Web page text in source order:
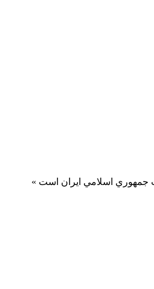
جمهوري اسلامي ايران است »